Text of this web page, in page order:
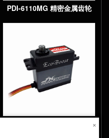
×
PDI-6110MG 精密金属齿轮
大扭矩数字空心杯标准舵机
×